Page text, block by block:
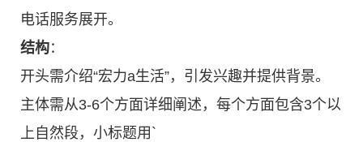
电话服务展开。
结构：
开头需介绍“宏力a生活”，引发兴趣并提供背景。
主体需从3-6个方面详细阐述，每个方面包含3个以
上自然段，小标题用`